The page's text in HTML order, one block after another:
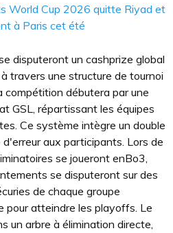
World Cup 2026 quitte Riyad et
à Paris cet été
disputeront un cashprize global
travers une structure de tournoi
compétition débutera par une
GSL, répartissant les équipes
Ce système intègre un double
aux participants. Lors de
se joueront enBo3,
se disputeront sur des
de chaque groupe
atteindre les playoffs. Le
un arbre à élimination directe,